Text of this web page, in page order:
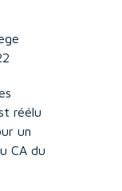
réélu
un
CA du